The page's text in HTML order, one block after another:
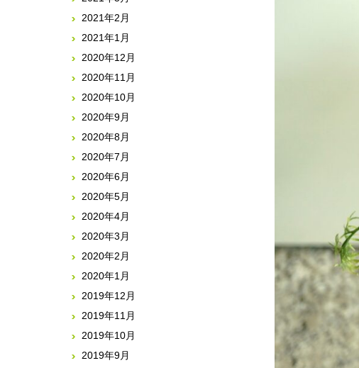
2021年2月
2021年1月
2020年12月
2020年11月
2020年10月
2020年9月
2020年8月
2020年7月
2020年6月
2020年5月
2020年4月
2020年3月
2020年2月
2020年1月
2019年12月
2019年11月
2019年10月
2019年9月